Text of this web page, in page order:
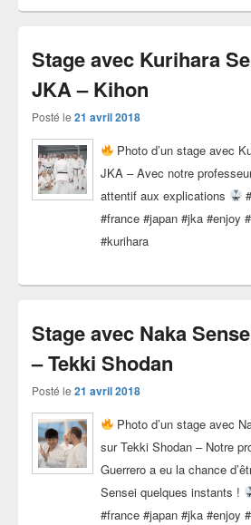
Stage avec Kurihara
JKA – Kihon
Posté le 21 avril 2018
Photo d’un stage avec
JKA – Avec notre
attentif aux explications
#france #japan #jka #enjoy
#kurihara
Stage avec Naka
– Tekki Shodan
Posté le 21 avril 2018
Photo d’un stage avec
sur Tekki Shodan – Notre
Guerrero a eu la chance
Sensei quelques instants !
#france #japan #jka #enjoy